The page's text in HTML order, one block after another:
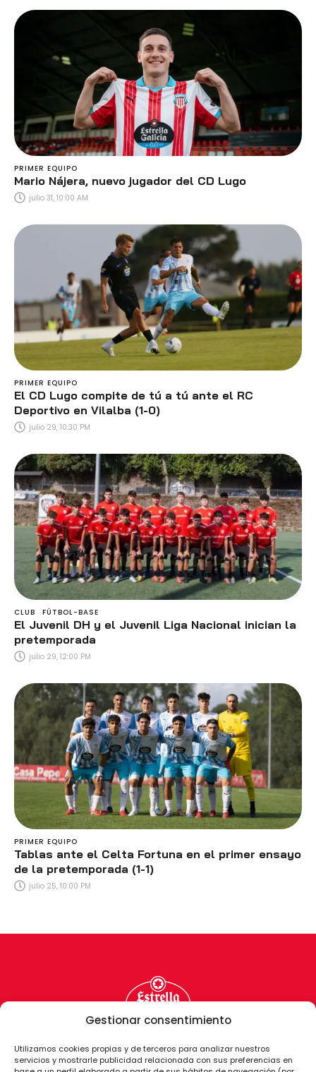
Gestionar consentimiento
Utilizamos cookies propias y de terceros para analizar nuestros
servicios y mostrarle publicidad relacionada con sus preferencias en
PRIMER EQUIPO
Mario Nájera, nuevo jugador del CD Lugo
julio 31, 10:00 AM
PRIMER EQUIPO
El CD Lugo compite de tú a tú ante el RC
Deportivo en Vilalba (1-0)
julio 29, 10:30 PM
CLUB FÚTBOL-BASE
El Juvenil DH y el Juvenil Liga Nacional inician la
pretemporada
julio 29, 12:00 PM
PRIMER EQUIPO
Tablas ante el Celta Fortuna en el primer ensayo
de la pretemporada (1-1)
julio 25, 10:00 PM